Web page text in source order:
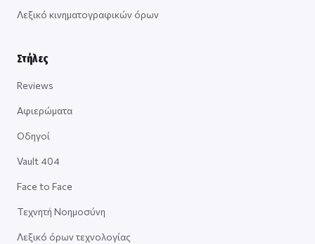
Λεξικό κινηματογραφικών όρων
Στήλες
Reviews
Αφιερώματα
Οδηγοί
Vault 404
Face to Face
Τεχνητή Νοημοσύνη
Λεξικό όρων τεχνολογίας